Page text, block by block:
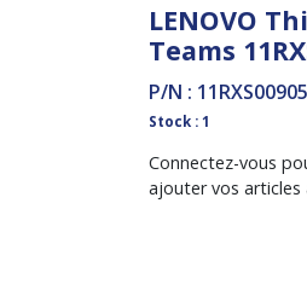
LENOVO
Teams
P/N :
Stock : 1
Connectez-vous
ajouter vos articles